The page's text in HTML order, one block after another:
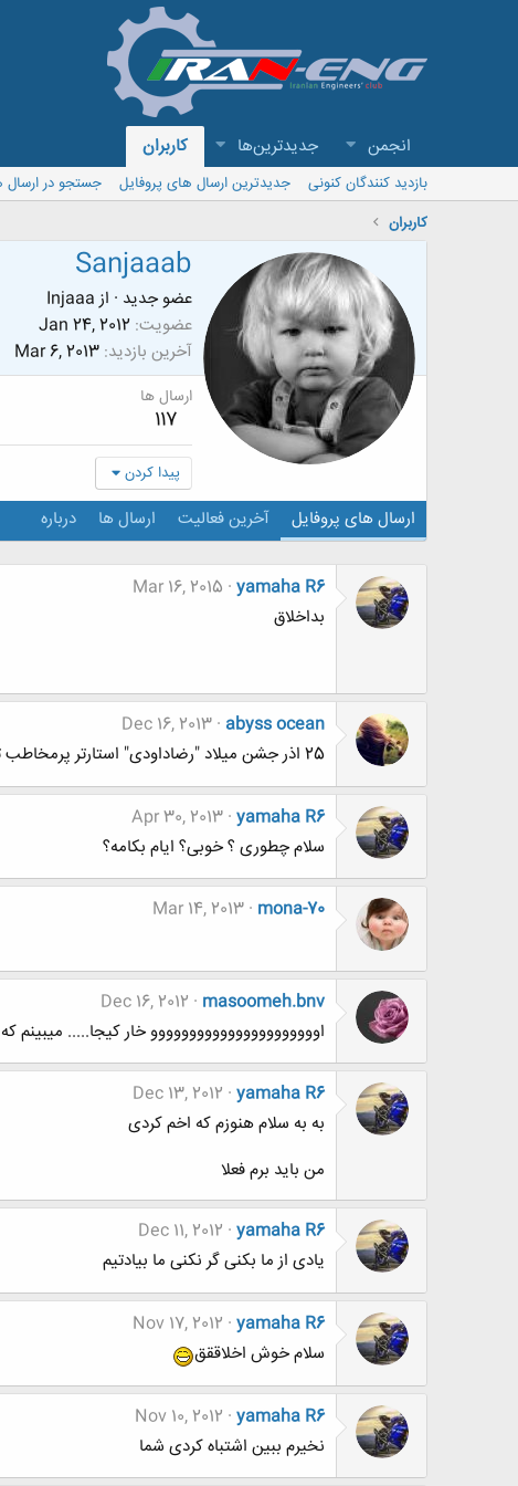
انجمن جدیدترین‌ها کاربران
بازدید کنندگان کنونی جدیدترین ارسال های پروفایل
جستجو در ارسال
کاربران
Sanjaaab
عضو جدید · از Injaaa
عضویت Jan 24, 2012
آخرین بازدید Mar 6, 2013
ارسال ها
117
پیدا کردن
ارسال های پروفایل آخرین فعالیت ارسال ها درباره
yamaha R6
Mar 16, 2015
بداخلاق
abyss ocean
Dec 16, 2013
25 اذر جشن میلاد "رضاداودی" استارتر پرمخاطب ترین تاپیک باشگاه مهندسان
yamaha R6
Apr 30, 2013
سلام چطوری ؟ خوبی؟ ایام بکامه؟
mona-70
Mar 14, 2013
masoomeh.bnv
Dec 16, 2012
اوووووووووووووووووووووو خار کیجا.....
yamaha R6
Dec 13, 2012
به به سلام هنوزم که اخم کردی
من باید برم فعلا
yamaha R6
Dec 11, 2012
یادی از ما بکنی گر نکنی ما بیادتیم
yamaha R6
Nov 17, 2012
سلام خوش اخلاققق
yamaha R6
Nov 10, 2012
نخیرم ببین اشتباه کردی شما